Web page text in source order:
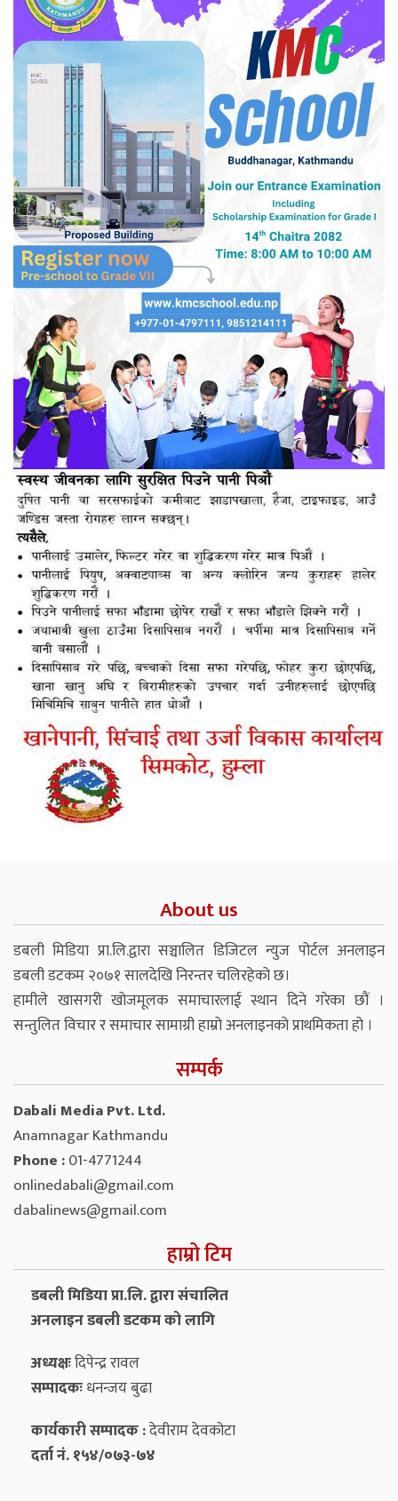
About us
डबली मिडिया प्रा.लि.द्वारा सञ्चालित डिजिटल न्युज पोर्टल अनलाइन
डबली डटकम २०७१ सालदेखि निरन्तर चलिरहेको छ।
हामीले खासगरी खोजमूलक समाचारलाई स्थान दिने गरेका छौं ।
सन्तुलित विचार र समाचार सामाग्री हाम्रो अनलाइनको प्राथमिकता हो ।
सम्पर्क
Dabali Media Pvt. Ltd.
Anamnagar Kathmandu
Phone :01-4771244
onlinedabali@gmail.com
dabalinews@gmail.com
हाम्रो टिम
डबली मिडिया प्रा.लि. द्वारा संचालित
अनलाइन डबली डटकम को लागि
अध्यक्षःदिपेन्द्र रावल
सम्पादकःधनन्‍जय बुढा
कार्यकारी सम्पादक :देवीराम देवकोटा
दर्ता नं. १५४/०७३-७४